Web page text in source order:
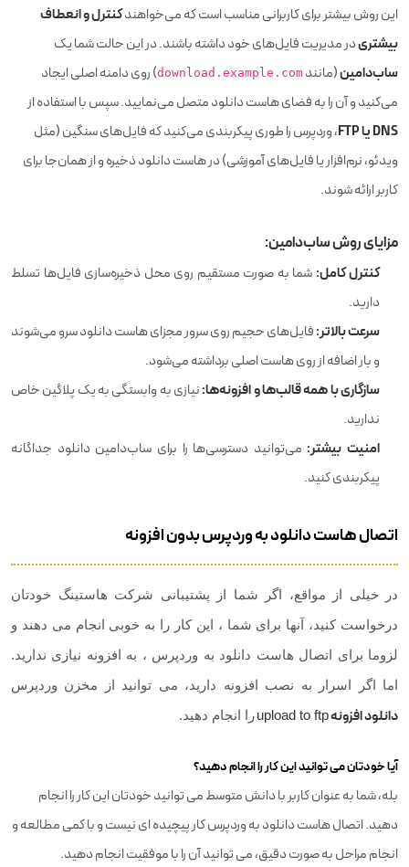
این روش بیشتر برای کاربرانی مناسب است که می‌خواهندکنترل و انعطاف
بیشتریدر مدیریت فایل‌های خود داشته باشند. در این حالت شما یک
ساب‌دامین(مانند download.example.com) روی دامنه اصلی ایجاد
می‌کنید و آن را به فضای هاست دانلود متصل می‌نمایید. سپس با استفاده از
DNS یا FTP
، وردپرس را طوری پیکربندی می‌کنید که فایل‌های سنگین (مثل
ویدئو، نرم‌افزار یا فایل‌های آموزشی) در هاست دانلود ذخیره و از همان‌جا برای
کاربر ارائه شوند.
مزایای روش ساب‌دامین:
کنترل کامل: شما به صورت مستقیم روی محل ذخیره‌سازی فایل‌ها تسلط
دارید.
سرعت بالاتر:فایل‌های حجیم روی سرور مجزای هاست دانلود سرو می‌شوند
و بار اضافه از روی هاست اصلی برداشته می‌شود.
سازگاری با همه قالب‌ها و افزونه‌ها:نیازی به وابستگی به یک پلاگین خاص
ندارید.
امنیت بیشتر: می‌توانید دسترسی‌ها را برای ساب‌دامین دانلود جداگانه
پیکربندی کنید.
اتصال هاست دانلود به وردپرس بدون افزونه
در خیلی از مواقع، اگر شما از پشتیبانی شرکت هاستینگ خودتان
درخواست کنید، آنها برای شما ، این کار را به خوبی انجام می دهند و
لزوما برای اتصال هاست دانلود به وردپرس ، به افزونه نیازی ندارید.
اما اگر اسرار به نصب افزونه دارید، می توانید از مخزن وردپرس
دانلود افزونهupload to ftpرا انجام دهید.
آیا خودتان می توانید این کار را انجام دهید؟
بله، شما به عنوان کاربر با دانش متوسط می توانید خودتان این کار را انجام
دهید. اتصال هاست دانلود به وردپرس کار پیچیده ای نیست و با کمی مطالعه و
انجام مراحل به صورت دقیق، می توانید آن را با موفقیت انجام دهید.